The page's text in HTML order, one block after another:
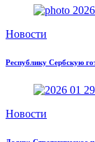
Новости
Республику Сербскую
Новости